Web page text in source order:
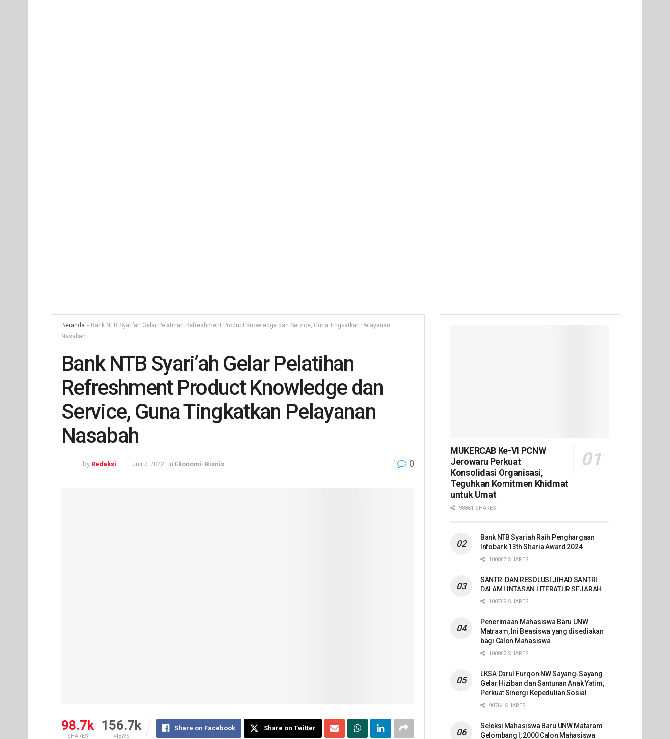
Beranda » Bank NTB Syari’ah Gelar Pelatihan Refreshment Product Knowledge dan Service, Guna Tingkatkan Pelayanan
Nasabah
Bank NTB Syari’ah Gelar Pelatihan
Refreshment Product Knowledge dan
Service, Guna Tingkatkan Pelayanan
Nasabah
by Redaksi Juli 7, 2022 in Ekonomi-Bisnis 0
98.7k
SHARES
156.7k
VIEWS
Share on Facebook Share on Twitter
MUKERCAB Ke-VI PCNW
Jerowaru Perkuat
Konsolidasi Organisasi,
Teguhkan Komitmen Khidmat
untuk Umat
98861 SHARES
Bank NTB Syariah Raih Penghargaan
Infobank 13th Sharia Award 2024
100807 SHARES
SANTRI DAN RESOLUSI JIHAD SANTRI
DALAM LINTASAN LITERATUR SEJARAH
100769 SHARES
Penerimaan Mahasiswa Baru UNW
Matraam, Ini Beasiswa yang disediakan
bagi Calon Mahasiswa
100002 SHARES
LKSA Darul Furqon NW Sayang-Sayang
Gelar Hiziban dan Santunan Anak Yatim,
Perkuat Sinergi Kepedulian Sosial
98764 SHARES
Seleksi Mahasiswa Baru UNW Mataram
Gelombang I, 2000 Calon Mahasiswa